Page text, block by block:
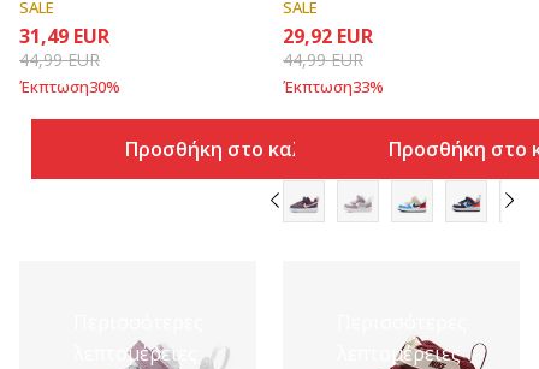
SALE
31,49 EUR
44,99EUR
Έκπτωση30%
Προσθήκη στο καλάθι
SALE
29,92 EUR
44,99EUR
Έκπτωση33%
Προσθήκη στο
λεπτομέρειες
λεπτομέρειες